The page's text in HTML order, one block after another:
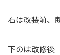
右は改装前、
下のは改修後